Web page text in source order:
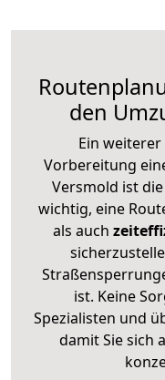
den
Ein
Vorbereitung
Versmold ist die
wichtig, eine
als auch
ist. Keine
Spezialisten und
damit Sie sich